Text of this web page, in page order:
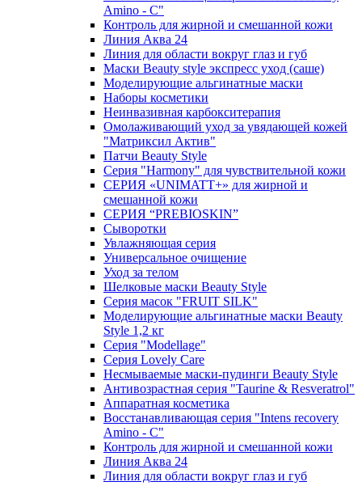
Amino - C"
Контроль для жирной и смешанной кожи
Линия Аква 24
Линия для области вокруг глаз и губ
Маски Beauty style экспресс уход (саше)
Моделирующие альгинатные маски
Наборы косметики
Неинвазивная карбокситерапия
Омолаживающий уход за увядающей кожей
"Матриксил Актив"
Патчи Beauty Style
Серия "Harmony" для чувствительной кожи
СЕРИЯ «UNIMATT+» для жирной и
смешанной кожи
СЕРИЯ “PREBIOSKIN”
Сыворотки
Увлажняющая серия
Универсальное очищение
Уход за телом
Шелковые маски Beauty Style
Серия масок "FRUIT SILK"
Моделирующие альгинатные маски Beauty
Style 1,2 кг
Серия "Modellage"
Cерия Lovely Care
Несмываемые маски-пудинги Beauty Style
Антивозрастная серия "Taurine & Resveratrol"
Аппаратная косметика
Восстанавливающая серия "Intens recovery
Amino - C"
Контроль для жирной и смешанной кожи
Линия Аква 24
Линия для области вокруг глаз и губ